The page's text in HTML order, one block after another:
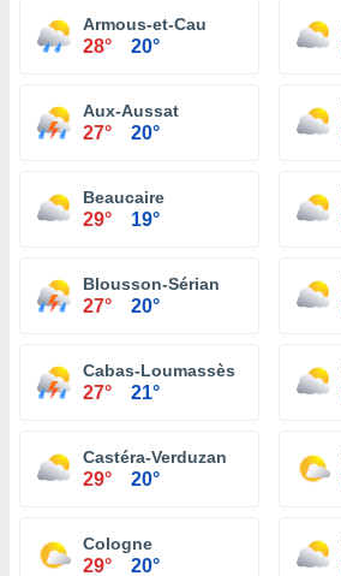
Armous-et-Cau
28° 20°
Aux-Aussat
27° 20°
Beaucaire
29° 19°
Blousson-Sérian
27° 20°
Cabas-Loumassès
27° 21°
Castéra-Verduzan
29° 20°
Cologne
29° 20°